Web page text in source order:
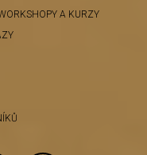
A KURZY